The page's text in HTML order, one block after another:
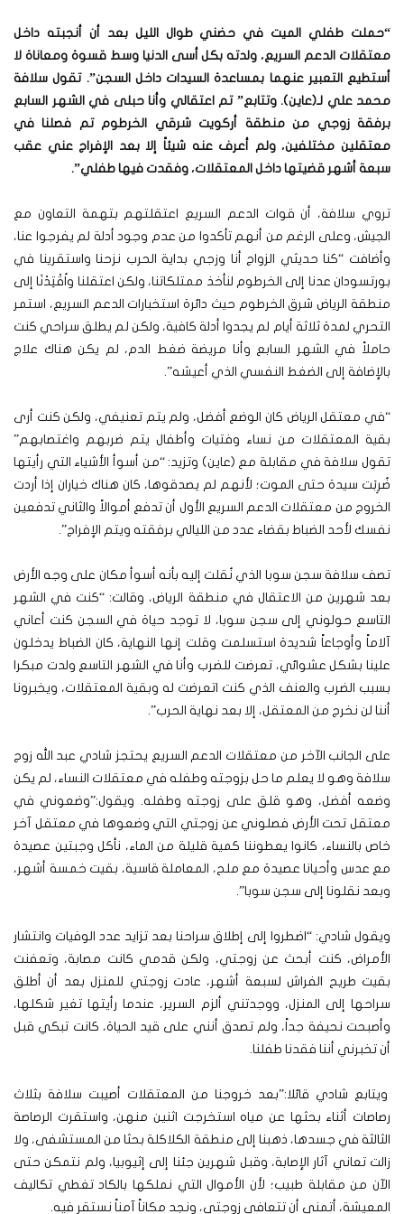
“حملت طفلي الميت في حضني طوال الليل بعد أن أنجبته داخل
معتقلات الدعم السريع، ولدته بكل أسى الدنيا وسط قسوة ومعاناة لا
أستطيع التعبير عنهما بمساعدة السيدات داخل السجن”. تقول سلافة
محمد علي لـ(عاين). وتتابع” تم اعتقالي وأنا حبلى في الشهر السابع
برفقة زوجي من منطقة أركويت شرقي الخرطوم تم فصلنا في
معتقلين مختلفين، ولم أعرف عنه شيئاً إلا بعد الإفراج عني عقب
سبعة أشهر قضيتها داخل المعتقلات، وفقدت فيها طفلي”.
تروي سلافة، أن قوات الدعم السريع اعتقلتهم بتهمة التعاون مع
الجيش، وعلى الرغم من أنهم تأكدوا من عدم وجود أدلة لم يفرجوا عنا،
وأضافت “كنا حديثي الزواج أنا وزجي بداية الحرب نزحنا واستقرينا في
بورتسودان عدنا إلى الخرطوم لنأخذ ممتلكاتنا، ولكن اعتقلنا واُقْتِدْنَا إلى
منطقة الرياض شرق الخرطوم حيث دائرة استخبارات الدعم السريع، استمر
التحري لمدة ثلاثة أيام لم يجدوا أدلة كافية، ولكن لم يطلق سراحي كنت
حاملاً في الشهر السابع وأنا مريضة ضغط الدم، لم يكن هناك علاج
بالإضافة إلى الضغط النفسي الذي أعيشه”.
“في معتقل الرياض كان الوضع أفضل، ولم يتم تعنيفي، ولكن كنت أرى
بقية المعتقلات من نساء وفتيات وأطفال يتم ضربهم واغتصابهم”
تقول سلافة في مقابلة مع (عاين) وتزيد: “من أسوأ الأشياء التي رأيتها
ضُرِبَت سيدة حتى الموت؛ لأنهم لم يصدقوها، كان هناك خياران إذا أردت
الخروج من معتقلات الدعم السريع الأول أن تدفع أموالاً والثاني تدفعين
نفسك لأحد الضباط بقضاء عدد من الليالي برفقته ويتم الإفراج”.
تصف سلافة سجن سوبا الذي نُقلت إليه بأنه أسوأ مكان على وجه الأرض
بعد شهرين من الاعتقال في منطقة الرياض، وقالت: “كنت في الشهر
التاسع حولوني إلى سجن سوبا، لا توجد حياة في السجن كنت أعاني
آلاماً وأوجاعاً شديدة استسلمت وقلت إنها النهاية، كان الضباط يدخلون
علينا بشكل عشوائي، تعرضت للضرب وأنا في الشهر التاسع ولدت مبكرا
بسبب الضرب والعنف الذي كنت اتعرضت له وبقية المعتقلات، ويخبرونا
أننا لن نخرج من المعتقل، إلا بعد نهاية الحرب”.
على الجانب الآخر من معتقلات الدعم السريع يحتجز شادي عبد الله زوج
سلافة وهو لا يعلم ما حل بزوجته وطفله في معتقلات النساء، لم يكن
وضعه أفضل، وهو قلق على زوجته وطفله. ويقول:”وضعوني في
معتقل تحت الأرض فصلوني عن زوجتي التي وضعوها في معتقل آخر
خاص بالنساء، كانوا يعطوننا كمية قليلة من الماء، نأكل وجبتين عصيدة
مع عدس وأحيانا عصيدة مع ملح، المعاملة قاسية، بقيت خمسة أشهر،
وبعد نقلونا إلى سجن سوبا”.
ويقول شادي: “اضطروا إلى إطلاق سراحنا بعد تزايد عدد الوفيات وانتشار
الأمراض، كنت أبحث عن زوجتي، ولكن قدمي كانت مصابة، وتعفنت
بقيت طريح الفراش لسبعة أشهر، عادت زوجتي للمنزل بعد أن أطلق
سراحها إلى المنزل، ووجدتني ألزم السرير، عندما رأيتها تغير شكلها،
وأصبحت نحيفة جداً، ولم تصدق أنني على قيد الحياة، كانت تبكي قبل
أن تخبرني أننا فقدنا طفلنا.
ويتابع شادي قائلا:”بعد خروجنا من المعتقلات أصيبت سلافة بثلاث
رصاصات أثناء بحثها عن مياه استخرجت اثنين منهن، واستقرت الرصاصة
الثالثة في جسدها، ذهبنا إلى منطقة الكلاكلة بحثا من المستشفى، ولا
زالت تعاني آثار الإصابة، وقبل شهرين جئنا إلى إثيوبيا، ولم نتمكن حتى
الآن من مقابلة طبيب؛ لأن الأموال التي نملكها بالكاد تغطي تكاليف
المعيشة، أتمنى أن تتعافى زوجتي، ونجد مكاناً آمناً نستقر فيه.